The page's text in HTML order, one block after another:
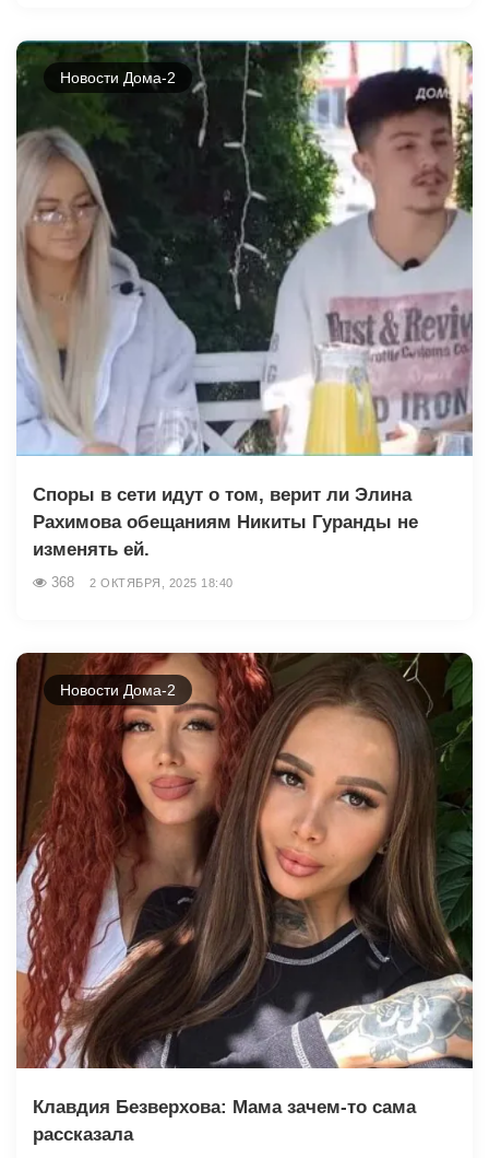
Новости Дома-2
Споры в сети идут о том, верит ли Элина
Рахимова обещаниям Никиты Гуранды не
изменять ей.
368 2 ОКТЯБРЯ, 2025 18:40
Новости Дома-2
Клавдия Безверхова: Мама зачем-то сама
рассказала